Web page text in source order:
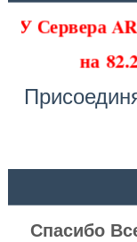
У Сервера
на
Спасибо